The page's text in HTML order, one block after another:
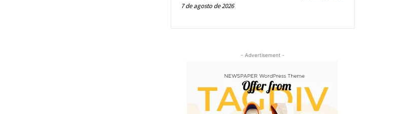
7 de agosto de 2026
- Advertisement -